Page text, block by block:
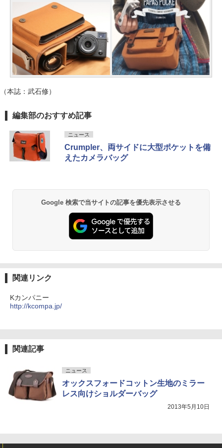
（本誌：武石修）
編集部のおすすめ記事
ニュース
Crumpler、両サイドに大型ポケットを備
えたカメラバッグ
Google 検索で当サイトの記事を優先表示させる
関連リンク
Kカンパニー
http://kcompa.jp/
関連記事
ニュース
オックスフォードコットン生地のミラー
レス向けショルダーバッグ
2013年5月10日